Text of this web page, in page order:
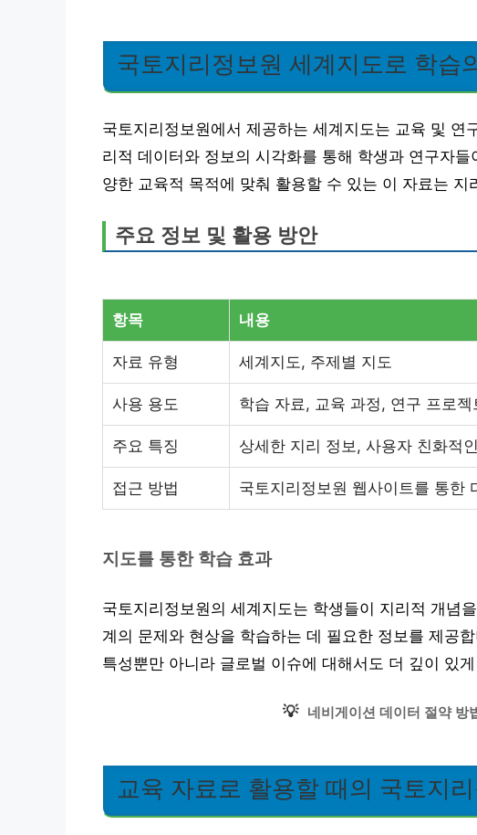
국토지리정보원 세계지도로 학습
국토지리정보원에서 제공하는 세계지도는 교육 및 연
리적 데이터와 정보의 시각화를 통해 학생과 연구자
양한 교육적 목적에 맞춰 활용할 수 있는 이 자료는 지
주요 정보 및 활용 방안
항목 내용
자료 유형 세계지도, 주제별 지도
사용 용도 학습 자료, 교육 과정, 연구 프로젝
주요 특징 상세한 지리 정보, 사용자 친화적
접근 방법 국토지리정보원 웹사이트를 통한
지도를 통한 학습 효과
국토지리정보원의 세계지도는 학생들이 지리적 개념
계의 문제와 현상을 학습하는 데 필요한 정보를 제공
특성뿐만 아니라 글로벌 이슈에 대해서도 더 깊이 있
💡 네비게이션 데이터 절약 방
교육 자료로 활용할 때의 국토지